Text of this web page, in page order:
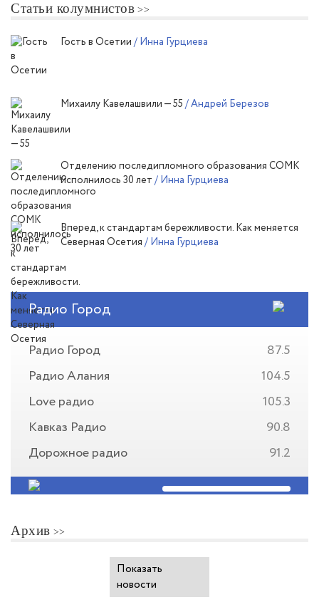
Статьи колумнистов
Гость в Осетии / Инна Гурциева
Михаилу Кавелашвили — 55 / Андрей Березов
Отделению последипломного образования СОМК
исполнилось 30 лет / Инна Гурциева
Вперед, к стандартам бережливости. Как меняется
Северная Осетия / Инна Гурциева
Радио Город
Радио Город
87.5
Радио Алания
104.5
Love радио
105.3
Кавказ Радио
90.8
Дорожное радио
91.2
Архив
Показать
новости